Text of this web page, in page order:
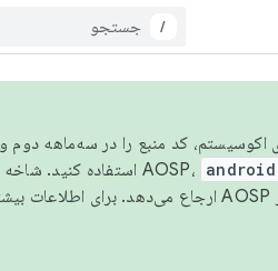
/
اکوسیستم، کد منبع را در سه‌ماهه دوم و
استفاده کنید. شاخه